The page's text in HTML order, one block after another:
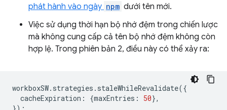
phát hành vào ngày npm dưới tên mới.
Việc sử dụng thời hạn bộ nhớ đệm trong chiến lược
mà không cung cấp cả tên bộ nhớ đệm không còn
hợp lệ. Trong phiên bản 2, điều này có thể xảy ra:
workboxSW. strategies . staleWhileRevalidate({
cacheExpiration : {maxEntries : 50},